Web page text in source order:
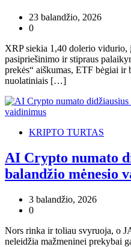
23 balandžio, 2026
0
XRP siekia 1,40 dolerio vidurio,
pasipriešinimo ir stipraus
prekės“ aiškumas, ETF bėgiai ir
nuolatiniais […]
KRIPTO TURTAS
AI Crypto numato
balandžio mėnesio
3 balandžio, 2026
0
Nors rinka ir toliau svyruoja, o
neleidžia mažmeninei prekybai